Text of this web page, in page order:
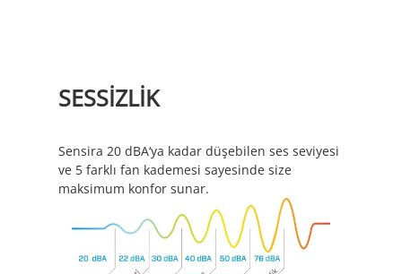
SESSİZLİK
Sensira 20 dBA‘ya kadar düşebilen ses seviyesi
ve 5 farklı fan kademesi sayesinde size
maksimum konfor sunar.